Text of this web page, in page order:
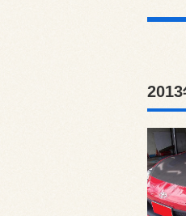
2013